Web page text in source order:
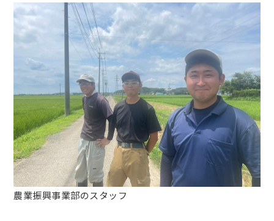
農業振興事業部のスタッフ